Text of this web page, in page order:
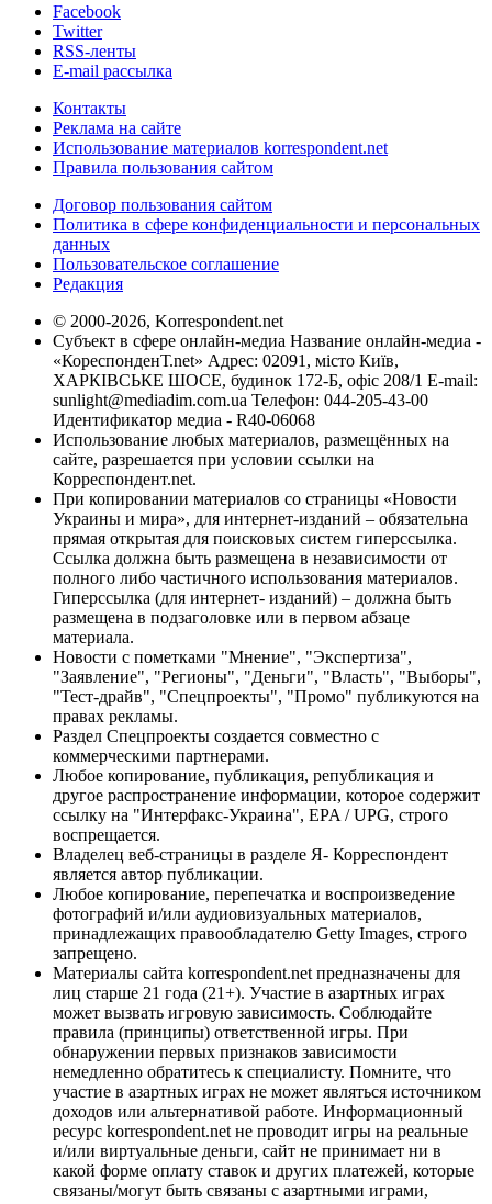
Facebook
Twitter
RSS-ленты
E-mail рассылка
Контакты
Реклама на сайте
Использование материалов korrespondent.net
Правила пользования сайтом
Договор пользования сайтом
Политика в сфере конфиденциальности и персональных
данных
Пользовательское соглашение
Редакция
© 2000-2026, Korrespondent.net
Субъект в сфере онлайн-медиа Название онлайн-медиа -
«КореспонденТ.net» Адрес: 02091, місто Київ,
ХАРКІВСЬКЕ ШОСЕ, будинок 172-Б, офіс 208/1 E-mail:
sunlight@mediadim.com.ua Телефон: 044-205-43-00
Идентификатор медиа - R40-06068
Использование любых материалов, размещённых на
сайте, разрешается при условии ссылки на
Корреспондент.net.
При копировании материалов со страницы «Новости
Украины и мира», для интернет-изданий – обязательна
прямая открытая для поисковых систем гиперссылка.
Ссылка должна быть размещена в независимости от
полного либо частичного использования материалов.
Гиперссылка (для интернет- изданий) – должна быть
размещена в подзаголовке или в первом абзаце
материала.
Новости с пометками "Мнение", "Экспертиза",
"Заявление", "Регионы", "Деньги", "Власть", "Выборы",
"Тест-драйв", "Спецпроекты", "Промо" публикуются на
правах рекламы.
Раздел Спецпроекты создается совместно с
коммерческими партнерами.
Любое копирование, публикация, републикация и
другое распространение информации, которое содержит
ссылку на "Интерфакс-Украина", EPA / UPG, строго
воспрещается.
Владелец веб-страницы в разделе Я- Корреспондент
является автор публикации.
Любое копирование, перепечатка и воспроизведение
фотографий и/или аудиовизуальных материалов,
принадлежащих правообладателю Getty Images, строго
запрещено.
Материалы сайта korrespondent.net предназначены для
лиц старше 21 года (21+). Участие в азартных играх
может вызвать игровую зависимость. Соблюдайте
правила (принципы) ответственной игры. При
обнаружении первых признаков зависимости
немедленно обратитесь к специалисту. Помните, что
участие в азартных играх не может являться источником
доходов или альтернативой работе. Информационный
ресурс korrespondent.net не проводит игры на реальные
и/или виртуальные деньги, сайт не принимает ни в
какой форме оплату ставок и других платежей, которые
связаны/могут быть связаны с азартными играми,